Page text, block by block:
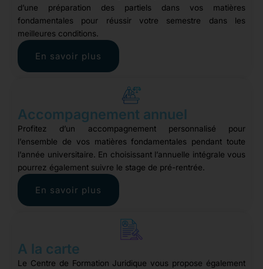
d’une préparation des partiels dans vos matières
fondamentales pour réussir votre semestre dans les
meilleures conditions.
En savoir plus
Accompagnement annuel
Profitez d’un accompagnement personnalisé pour
l’ensemble de vos matières fondamentales pendant toute
l’année universitaire. En choisissant l’annuelle intégrale vous
pourrez également suivre le stage de pré-rentrée.
En savoir plus
A la carte
Le Centre de Formation Juridique vous propose également